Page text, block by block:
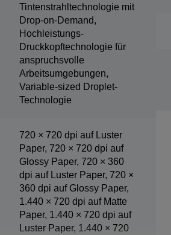
Tintenstrahltechnologie mit
Drop-on-Demand,
Hochleistungs-
Druckkopftechnologie für
anspruchsvolle
Arbeitsumgebungen,
Variable-sized Droplet-
Technologie
720 × 720 dpi auf Luster
Paper, 720 × 720 dpi auf
Glossy Paper, 720 × 360
dpi auf Luster Paper, 720 ×
360 dpi auf Glossy Paper,
1.440 × 720 dpi auf Matte
Paper, 1.440 × 720 dpi auf
Luster Paper, 1.440 × 720